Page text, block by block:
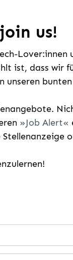
us!
ist, dass wir
unseren
Job Alert